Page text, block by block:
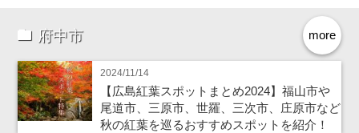
more
府中市
2024/11/14
【広島紅葉スポットまとめ2024】福山市や
尾道市、三原市、世羅、三次市、庄原市など
秋の紅葉を巡るおすすめスポットを紹介！